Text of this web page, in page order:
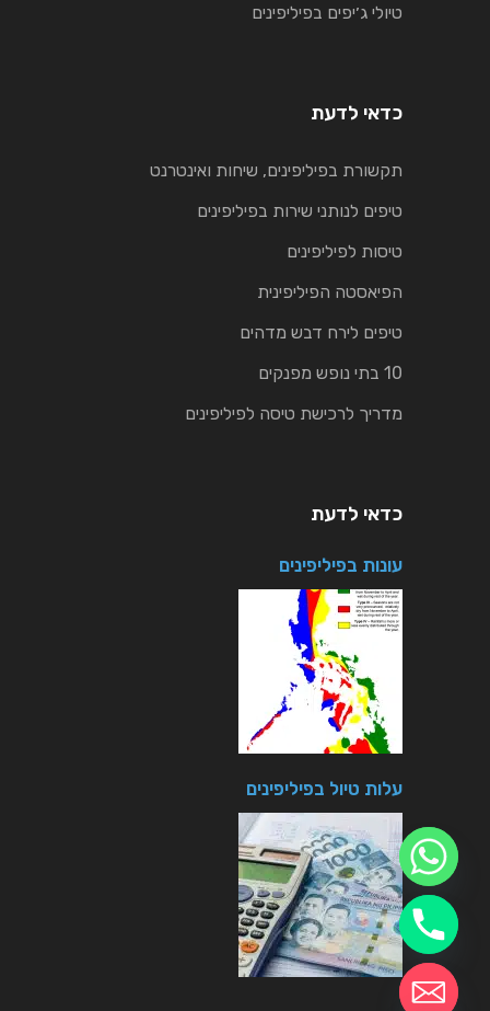
חזרה לטיולים
טיולי ג׳יפים בפיליפינים
כדאי לדעת
תקשורת בפיליפינים, שיחות ואינטרנט
טיפים לנותני שירות בפיליפינים
טיסות לפיליפינים
הפיאסטה הפיליפינית
טיפים לירח דבש מדהים
10 בתי נופש מפנקים
מדריך לרכישת טיסה לפיליפינים
כדאי לדעת
עונות בפיליפינים
עלות טיול בפיליפינים
chaty